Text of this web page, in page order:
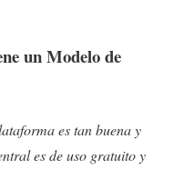
un Modelo de
es tan buena y
es de uso gratuito y